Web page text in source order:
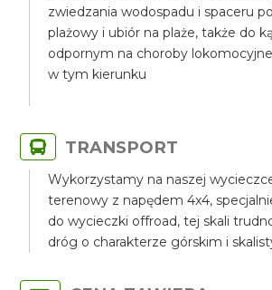
zwiedzania wodospadu i spaceru
plażowy i ubiór na plaże, także do
odpornym na choroby
w tym kierunku
TRANSPORT
Wykorzystamy na naszej
terenowy z napędem 4x4,
do wycieczki offroad, tej skali
dróg o charakterze górskim i